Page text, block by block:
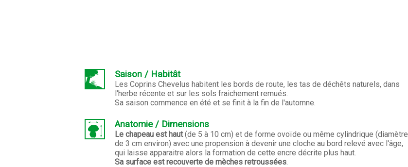
Saison / Habitât
Les Coprins Chevelus habitent les bords de route, les tas de déchêts naturels, dans
l'herbe récente et sur les sols fraichement remués.
Sa saison commence en été et se finit à la fin de l'automne.
Anatomie / Dimensions
Le chapeau est haut(de 5 à 10 cm) et de forme ovoïde ou même cylindrique (diamètre
de 3 cm environ) avec une propension à devenir une cloche au bord relevé avec l'âge,
qui laisse apparaitre alors la formation de cette encre décrite plus haut.
Sa surface est recouverte de mèches retroussées.